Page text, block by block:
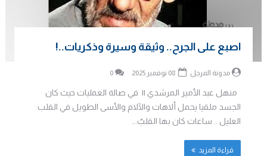
اصبع على الجرح.. وثيقة وسيرة وذكريات..!
مدونة المرجل 0
منهل عبد الأمير المرشدي || في صالة العمليات حيث كان
الجسد ملقيا يحمل ألاهات والآلام والأسى الطويل في القلب
العليل .. ساعات كان بها القلبٌ...
قراءة المزيد